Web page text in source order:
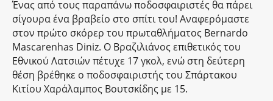
Ένας από τους παραπάνω ποδοσφαιριστές θα πάρει
σίγουρα ένα βραβείο στο σπίτι του! Αναφερόμαστε
στον πρώτο σκόρερ του πρωταθλήματος Bernardo
Mascarenhas Diniz. Ο Βραζιλιάνος επιθετικός του
Εθνικού Λατσιών πέτυχε 17 γκολ, ενώ στη δεύτερη
θέση βρέθηκε ο ποδοσφαιριστής του Σπάρτακου
Κιτίου Χαράλαμπος Βουτσκίδης με 15.